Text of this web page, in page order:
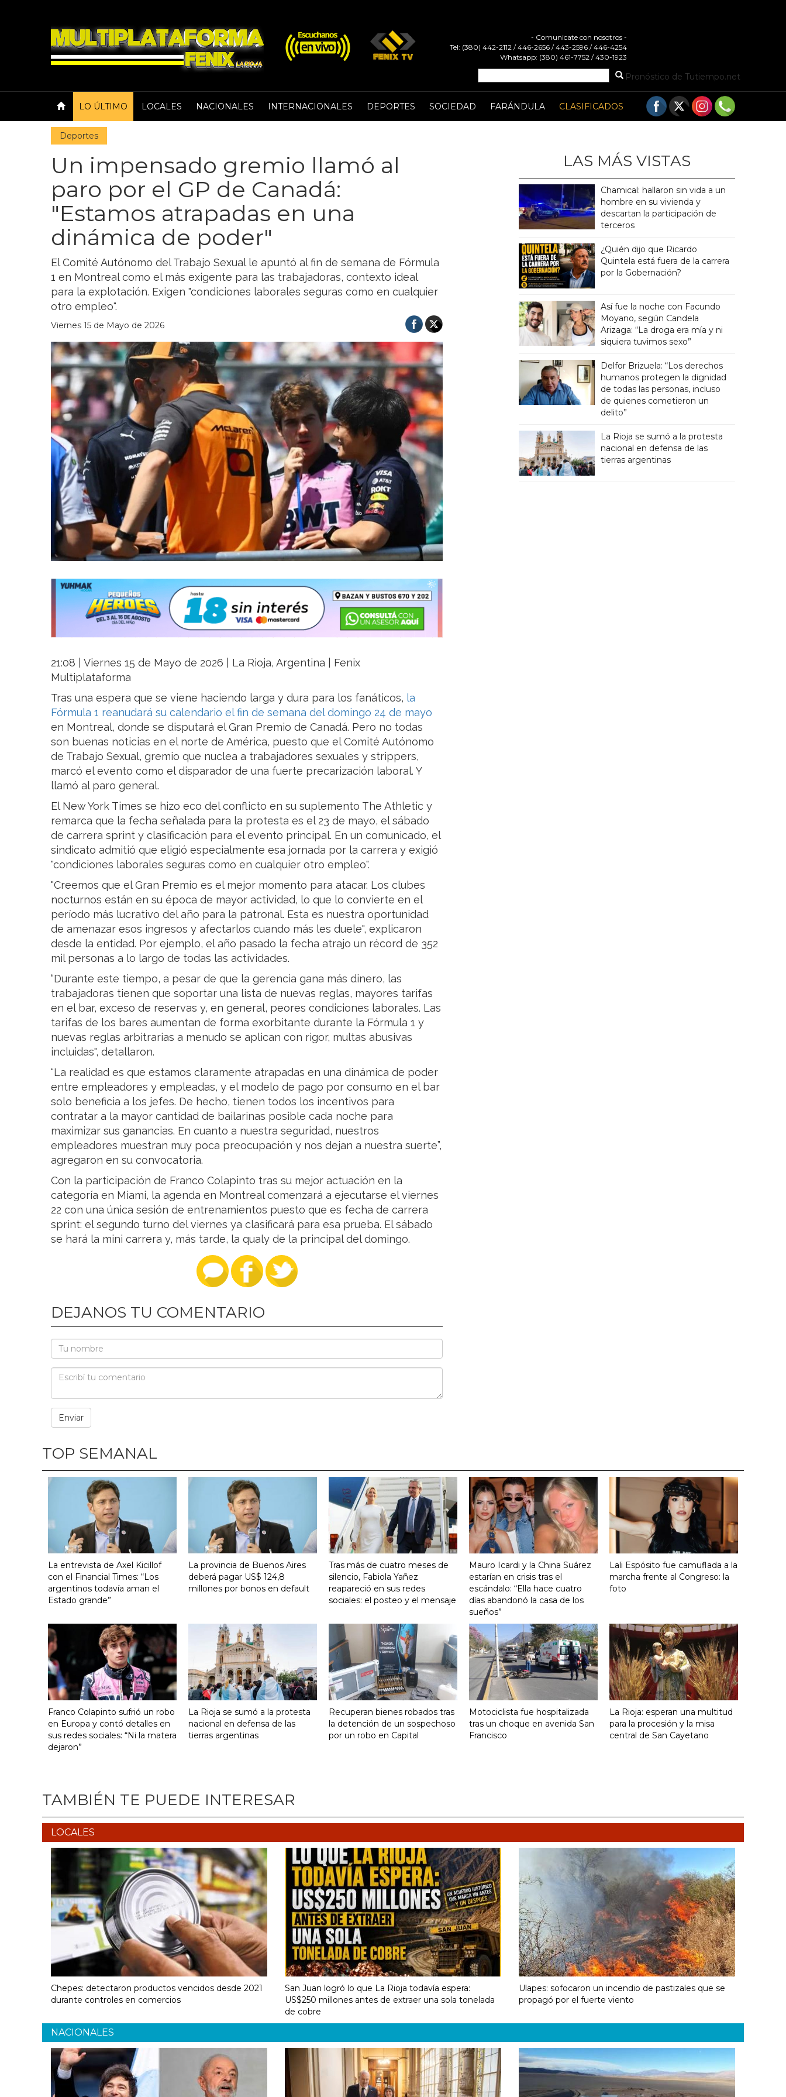
- Comunicate con nosotros -
Tel: (380) 442-2112 / 446-2656 / 443-2596 / 446-4254
Whatsapp: (380) 461-7752 / 430-1923
Pronóstico de Tutiempo.net
LO ÚLTIMO LOCALES NACIONALES INTERNACIONALES DEPORTES SOCIEDAD FARÁNDULA CLASIFICADOS
Deportes
Un impensado gremio llamó al
paro por el GP de Canadá:
"Estamos atrapadas en una
dinámica de poder"
El Comité Autónomo del Trabajo Sexual le apuntó al fin de semana de Fórmula
1 en Montreal como el más exigente para las trabajadoras, contexto ideal
para la explotación. Exigen "condiciones laborales seguras como en cualquier
otro empleo".
Viernes 15 de Mayo de 2026
21:08 | Viernes 15 de Mayo de 2026 | La Rioja, Argentina | Fenix
Multiplataforma
Tras una espera que se viene haciendo larga y dura para los fanáticos, la
Fórmula 1 reanudará su calendario el fin de semana del domingo 24 de mayo
en Montreal, donde se disputará el Gran Premio de Canadá. Pero no todas
son buenas noticias en el norte de América, puesto que el Comité Autónomo
de Trabajo Sexual, gremio que nuclea a trabajadores sexuales y strippers,
marcó el evento como el disparador de una fuerte precarización laboral. Y
llamó al paro general.
El New York Times se hizo eco del conflicto en su suplemento The Athletic y
remarca que la fecha señalada para la protesta es el 23 de mayo, el sábado
de carrera sprint y clasificación para el evento principal. En un comunicado, el
sindicato admitió que eligió especialmente esa jornada por la carrera y exigió
"condiciones laborales seguras como en cualquier otro empleo".
"Creemos que el Gran Premio es el mejor momento para atacar. Los clubes
nocturnos están en su época de mayor actividad, lo que lo convierte en el
período más lucrativo del año para la patronal. Esta es nuestra oportunidad
de amenazar esos ingresos y afectarlos cuando más les duele", explicaron
desde la entidad. Por ejemplo, el año pasado la fecha atrajo un récord de 352
mil personas a lo largo de todas las actividades.
“Durante este tiempo, a pesar de que la gerencia gana más dinero, las
trabajadoras tienen que soportar una lista de nuevas reglas, mayores tarifas
en el bar, exceso de reservas y, en general, peores condiciones laborales. Las
tarifas de los bares aumentan de forma exorbitante durante la Fórmula 1 y
nuevas reglas arbitrarias a menudo se aplican con rigor, multas abusivas
incluidas", detallaron.
“La realidad es que estamos claramente atrapadas en una dinámica de poder
entre empleadores y empleadas, y el modelo de pago por consumo en el bar
solo beneficia a los jefes. De hecho, tienen todos los incentivos para
contratar a la mayor cantidad de bailarinas posible cada noche para
maximizar sus ganancias. En cuanto a nuestra seguridad, nuestros
empleadores muestran muy poca preocupación y nos dejan a nuestra suerte”,
agregaron en su convocatoria.
Con la participación de Franco Colapinto tras su mejor actuación en la
categoría en Miami, la agenda en Montreal comenzará a ejecutarse el viernes
22 con una única sesión de entrenamientos puesto que es fecha de carrera
sprint: el segundo turno del viernes ya clasificará para esa prueba. El sábado
se hará la mini carrera y, más tarde, la qualy de la principal del domingo.
DEJANOS TU COMENTARIO
LAS MÁS VISTAS
Chamical: hallaron sin vida a un
hombre en su vivienda y
descartan la participación de
terceros
¿Quién dijo que Ricardo
Quintela está fuera de la carrera
por la Gobernación?
Así fue la noche con Facundo
Moyano, según Candela
Arizaga: “La droga era mía y ni
siquiera tuvimos sexo”
Delfor Brizuela: “Los derechos
humanos protegen la dignidad
de todas las personas, incluso
de quienes cometieron un
delito”
La Rioja se sumó a la protesta
nacional en defensa de las
tierras argentinas
TOP SEMANAL
La entrevista de Axel Kicillof
con el Financial Times: “Los
argentinos todavía aman el
Estado grande”
La provincia de Buenos Aires
deberá pagar US$ 124,8
millones por bonos en default
Tras más de cuatro meses de
silencio, Fabiola Yañez
reapareció en sus redes
sociales: el posteo y el mensaje
Mauro Icardi y la China Suárez
estarían en crisis tras el
escándalo: “Ella hace cuatro
días abandonó la casa de los
sueños”
Lali Espósito fue camuflada a la
marcha frente al Congreso: la
foto
Franco Colapinto sufrió un robo
en Europa y contó detalles en
sus redes sociales: “Ni la matera
dejaron”
La Rioja se sumó a la protesta
nacional en defensa de las
tierras argentinas
Recuperan bienes robados tras
la detención de un sospechoso
por un robo en Capital
Motociclista fue hospitalizada
tras un choque en avenida San
Francisco
La Rioja: esperan una multitud
para la procesión y la misa
central de San Cayetano
TAMBIÉN TE PUEDE INTERESAR
LOCALES
Chepes: detectaron productos vencidos desde 2021
durante controles en comercios
San Juan logró lo que La Rioja todavía espera:
US$250 millones antes de extraer una sola tonelada
de cobre
Ulapes: sofocaron un incendio de pastizales que se
propagó por el fuerte viento
NACIONALES